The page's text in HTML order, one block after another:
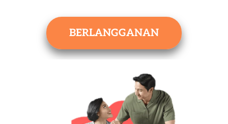
BERLANGGANAN